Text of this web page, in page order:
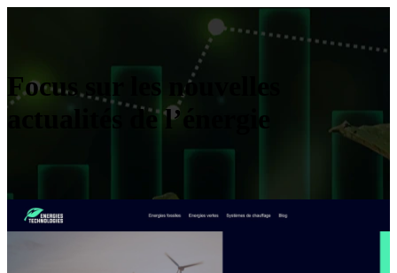
Focus sur les nouvelles
actualités de l’énergie